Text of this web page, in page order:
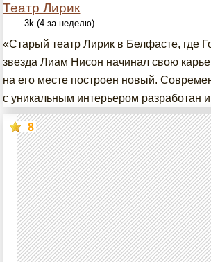
Театр Лирик
3k (4 за неделю)
«Старый театр Лирик в Белфасте, где
звезда Лиам Нисон начинал свою
на его месте построен новый.
с уникальным интерьером разработан
8